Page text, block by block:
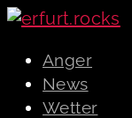
Anger
News
Wetter